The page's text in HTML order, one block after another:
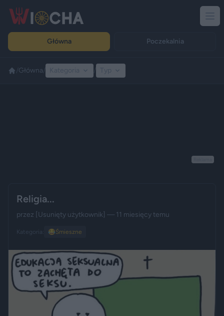
Główna Poczekalnia
Główna
Religia...
przez [Usunięty użytkownik] — 11 miesięcy temu
Kategoria: 😂Śmieszne